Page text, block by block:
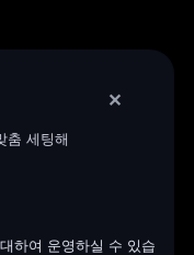
소.
신소.
춤 세팅해
✕
하여 운영하실 수 있습